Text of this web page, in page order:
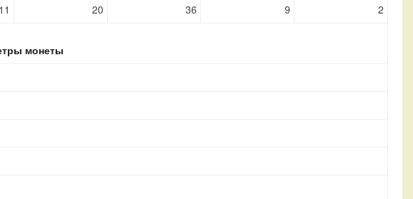
11 20 36 9 2
монеты